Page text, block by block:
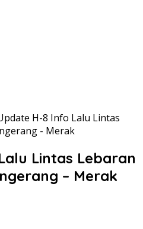
H-8 Info Lalu Lintas
- Merak
Lintas Lebaran
– Merak